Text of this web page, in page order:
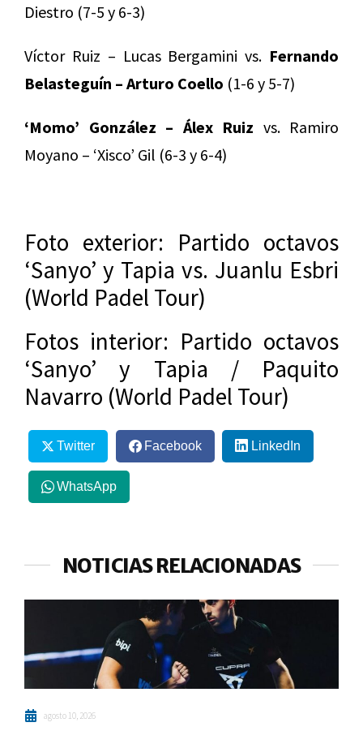
Diestro (7-5 y 6-3)
Víctor Ruiz – Lucas Bergamini vs. Fernando
Belasteguín – Arturo Coello (1-6 y 5-7)
‘Momo’ González – Álex Ruiz vs. Ramiro
Moyano – ‘Xisco’ Gil (6-3 y 6-4)
Foto exterior: Partido octavos
‘Sanyo’ y Tapia vs. Juanlu Esbri
(World Padel Tour)
Fotos interior: Partido octavos
‘Sanyo’ y Tapia / Paquito
Navarro (World Padel Tour)
Twitter Facebook LinkedIn
WhatsApp
NOTICIAS RELACIONADAS
agosto 10, 2026